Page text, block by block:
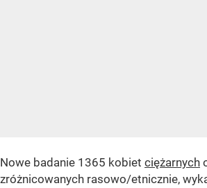
Nowe badanie 1365 kobiet ciężarnych
zróżnicowanych rasowo/etnicznie,